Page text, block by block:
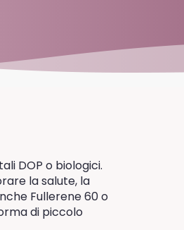
DOP o biologici.
la salute, la
Fullerene 60 o
di piccolo